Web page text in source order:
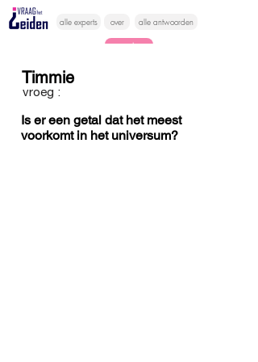
alle experts over alle antwoorden
vragen lessen
Timmie
vroeg :
Is er een getal dat het meest
voorkomt in het universum?